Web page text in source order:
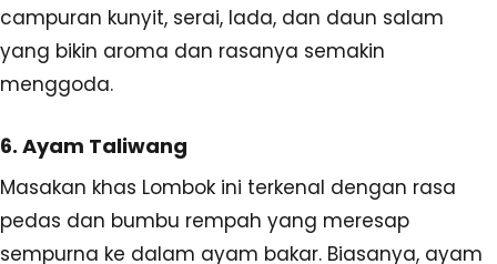
campuran kunyit, serai, lada, dan daun salam
yang bikin aroma dan rasanya semakin
menggoda.
6. Ayam Taliwang
Masakan khas Lombok ini terkenal dengan rasa
pedas dan bumbu rempah yang meresap
sempurna ke dalam ayam bakar. Biasanya, ayam